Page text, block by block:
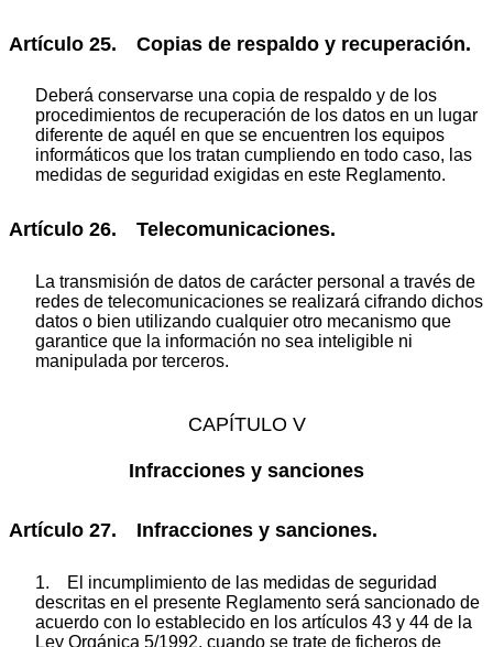
Artículo 25. Copias de respaldo y recuperación.
Deberá conservarse una copia de respaldo y de los
procedimientos de recuperación de los datos en un lugar
diferente de aquél en que se encuentren los equipos
informáticos que los tratan cumpliendo en todo caso, las
medidas de seguridad exigidas en este Reglamento.
Artículo 26. Telecomunicaciones.
La transmisión de datos de carácter personal a través de
redes de telecomunicaciones se realizará cifrando dichos
datos o bien utilizando cualquier otro mecanismo que
garantice que la información no sea inteligible ni
manipulada por terceros.
CAPÍTULO V
Infracciones y sanciones
Artículo 27. Infracciones y sanciones.
1. El incumplimiento de las medidas de seguridad
descritas en el presente Reglamento será sancionado de
acuerdo con lo establecido en los artículos 43 y 44 de la
Ley Orgánica 5/1992, cuando se trate de ficheros de